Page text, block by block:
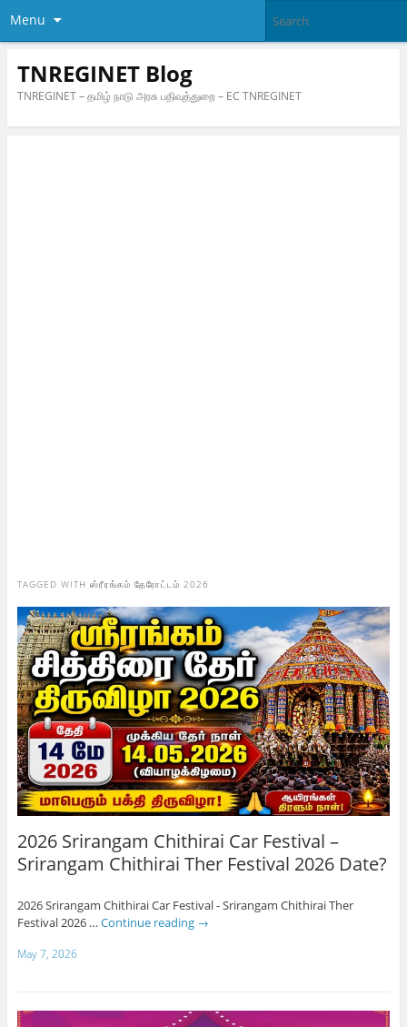
Menu
TNREGINET Blog
TNREGINET – தமிழ் நாடு அரசு பதிவுத்துறை – EC TNREGINET
TAGGED WITH ஸ்ரீரங்கம் தேரோட்டம் 2026
2026 Srirangam Chithirai Car Festival –
Srirangam Chithirai Ther Festival 2026 Date?
2026 Srirangam Chithirai Car Festival - Srirangam Chithirai Ther
Festival 2026 … Continue reading →
May 7, 2026